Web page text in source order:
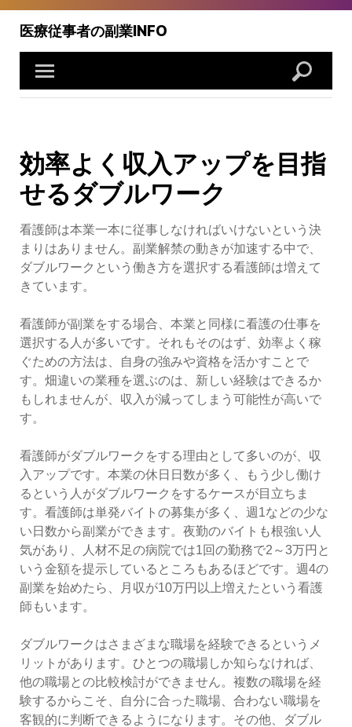
Skip
医療従事者の副業INFO
効率よく収入アップを目指
せるダブルワーク
看護師は本業一本に従事しなければいけないという決
まりはありません。副業解禁の動きが加速する中で、
ダブルワークという働き方を選択する看護師は増えて
きています。
看護師が副業をする場合、本業と同様に看護の仕事を
選択する人が多いです。それもそのはず、効率よく稼
ぐための方法は、自身の強みや資格を活かすことで
す。畑違いの業種を選ぶのは、新しい経験はできるか
もしれませんが、収入が減ってしまう可能性が高いで
す。
看護師がダブルワークをする理由として多いのが、収
入アップです。本業の休日日数が多く、もう少し働け
るという人がダブルワークをするケースが目立ちま
す。看護師は単発バイトの募集が多く、週1などの少な
い日数から副業ができます。夜勤のバイトも根強い人
気があり、人材不足の病院では1回の勤務で2～3万円と
いう金額を提示しているところもあるほどです。週4の
副業を始めたら、月収が10万円以上増えたという看護
師もいます。
ダブルワークはさまざまな職場を経験できるというメ
リットがあります。ひとつの職場しか知らなければ、
他の職場との比較検討ができません。複数の職場を経
験するからこそ、自分に合った職場、合わない職場を
客観的に判断できるようになります。その他、ダブル